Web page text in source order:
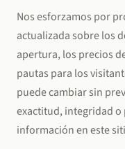
Nos esforzamos por
actualizada sobre los
apertura, los precios
pautas para los
puede cambiar sin
exactitud, integridad
información en este